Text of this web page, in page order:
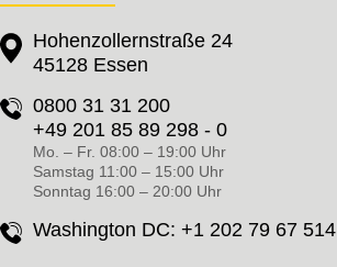
Hohenzollernstraße 24
45128 Essen
0800 31 31 200
+49 201 85 89 298 - 0
Mo. – Fr. 08:00 – 19:00 Uhr
Samstag 11:00 – 15:00 Uhr
Sonntag 16:00 – 20:00 Uhr
Washington DC: +1 202 79 67 514